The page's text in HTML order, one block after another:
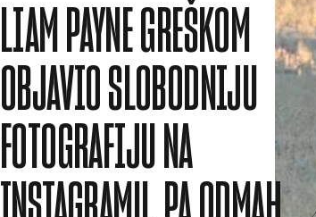
LIAM PAYNE GREŠKOM
OBJAVIO SLOBODNIJU
FOTOGRAFIJU NA